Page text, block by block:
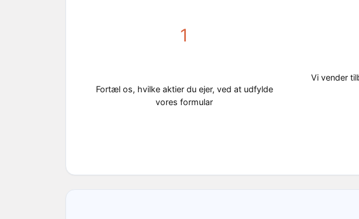
1
Fortæl os, hvilke aktier du ejer, ved at udfylde
vores formular
Vi vender